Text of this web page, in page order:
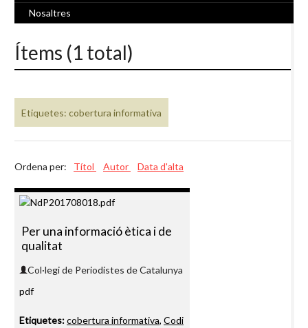
Nosaltres
Ítems (1 total)
Etiquetes: cobertura informativa
Ordena per: Títol Autor Data d'alta
Per una informació ètica i de
qualitat
Col·legi de Periodistes de Catalunya
pdf
Etiquetes:cobertura informativa, Codi